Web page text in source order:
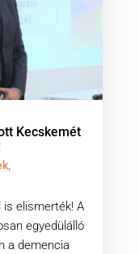
Kecskemét
,
is elismerték! A
egyedülálló
a demencia